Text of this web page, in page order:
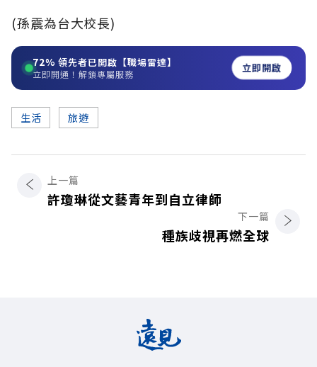
(孫震為台大校長)
72% 領先者已開啟【職場雷達】
立即開通！解鎖專屬服務 立即開啟
生活 旅遊
上一篇
許瓊琳從文藝青年到自立律師
下一篇
種族歧視再燃全球